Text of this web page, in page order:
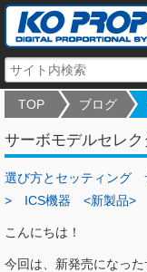
TOP ブログ
サーボモデルセレ
選び方とセッティング
>
ICS機器 <新製品>
こんにちは！
今回は、新発売になっ